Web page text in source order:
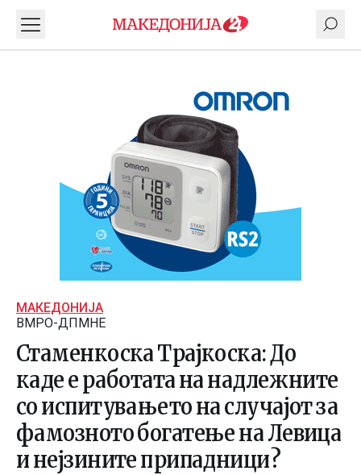
МАКЕДОНИЈА
ВМРО-ДПМНЕ
Стаменкоска Трајкоска: До
каде е работата на надлежните
со испитувањето на случајот за
фамозното богатење на Левица
и нејзините припадници?